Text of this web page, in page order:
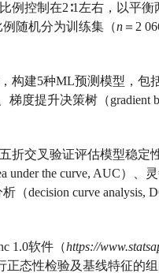
例控制在2∶1左右，以平
例随机分为训练集（n ＝2
构建5种ML预测模型，包
梯度提升决策树（gradient
折交叉验证评估模型稳定
under the curve, AUC）
（decision curve analysis,
1.0软件（https://
正态性检验及基线特征的